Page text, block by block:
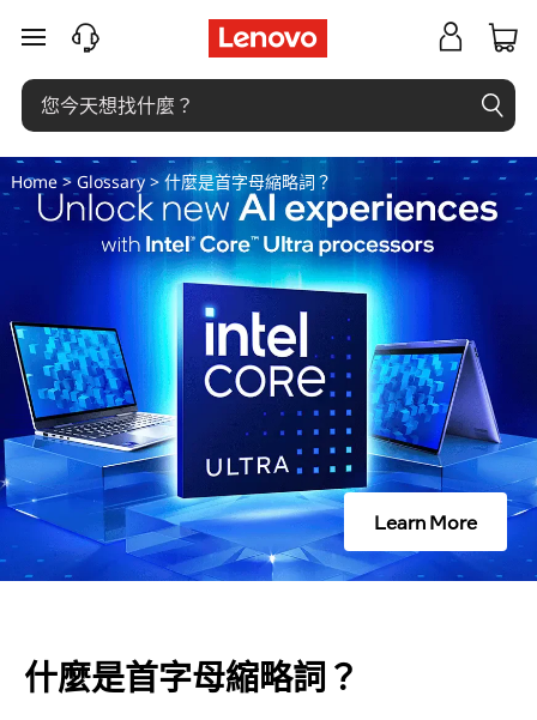
什
麼
是
首
字
縮
略
詞
？
跳至主要內容
Home> Glossary> 什麼是首字母縮略詞？
Learn More
什麼是首字母縮略詞？